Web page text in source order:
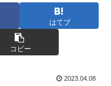
はてブ
コピー
2023.04.08